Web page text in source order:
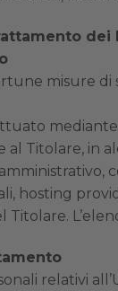
dei
misure di
Titolare, in
hosting
relativi